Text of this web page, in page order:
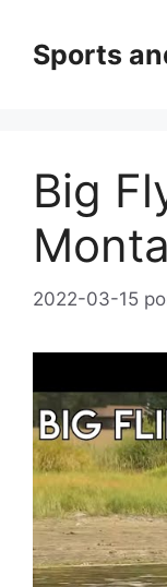
contenido
Sports
Big
2022-03-15